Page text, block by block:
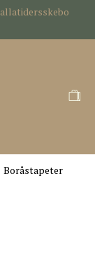
Boråstapeter